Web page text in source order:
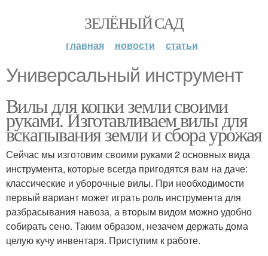
ЗЕЛЁНЫЙ САД
главная новости статьи
Универсальный инструмент
Вилы для копки земли своими
руками. Изготавливаем вилы для
вскапывания земли и сбора урожая
Сейчас мы изготовим своими руками 2 основных вида
инструмента, которые всегда пригодятся вам на даче:
классические и уборочные вилы. При необходимости
первый вариант может играть роль инструмента для
разбрасывания навоза, а вторым видом можно удобно
собирать сено. Таким образом, незачем держать дома
целую кучу инвентаря. Приступим к работе.